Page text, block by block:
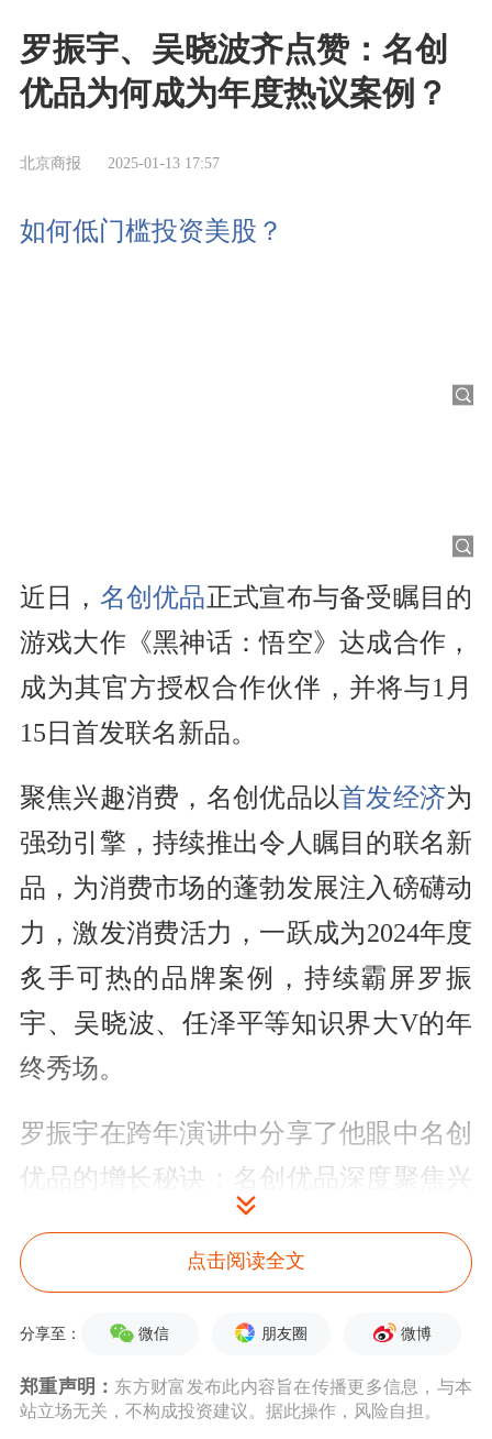
罗振宇、吴晓波齐点赞：名创
优品为何成为年度热议案例？
北京商报 2025-01-13 17:57
如何低门槛投资美股？
近日， 名创优品正式宣布与备受瞩目的
游戏大作《黑神话：悟空》达成合作，
成为其官方授权合作伙伴，并将与1月
15日首发联名新品。
聚焦兴趣消费，名创优品以首发经济为
强劲引擎，持续推出令人瞩目的联名新
品，为消费市场的蓬勃发展注入磅礴动
力，激发消费活力，一跃成为2024年度
炙手可热的品牌案例，持续霸屏罗振
宇、吴晓波、任泽平等知识界大V的年
终秀场。
罗振宇在跨年演讲中分享了他眼中名创
优品的增长秘诀：名创优品深度聚焦兴
趣消费领域，与年轻一代的情绪同频共
振，精准洞悉并满足他们的精神需求，
多位知识大咖点赞， 超级品牌势能凸显
点击阅读全文
分享至： 微信 朋友圈 微博
郑重声明： 东方财富发布此内容旨在传播更多信息，与本
站立场无关，不构成投资建议。据此操作，风险自担。